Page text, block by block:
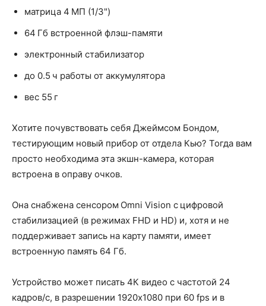
матрица 4 МП (1/3")
64 Гб встроенной флэш-памяти
электронный стабилизатор
до 0.5 ч работы от аккумулятора
вес 55 г
Хотите почувствовать себя Джеймсом Бондом,
тестирующим новый прибор от отдела Кью? Тогда вам
просто необходима эта экшн-камера, которая
встроена в оправу очков.
Она снабжена сенсором Omni Vision с цифровой
стабилизацией (в режимах FHD и HD) и, хотя и не
поддерживает запись на карту памяти, имеет
встроенную память 64 Гб.
Устройство может писать 4К видео с частотой 24
кадров/с, в разрешении 1920x1080 при 60 fps и в